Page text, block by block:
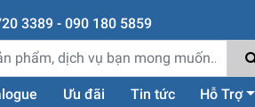
3389 - 090 180 5859
Ưu đãi Tin tức Hỗ Trợ